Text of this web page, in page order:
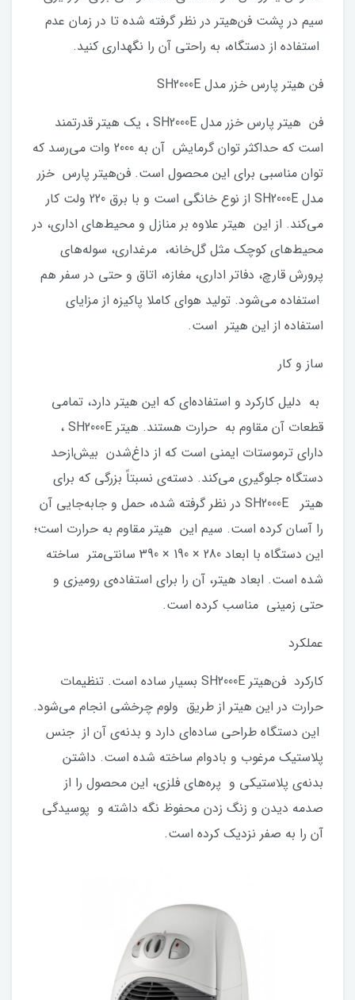
سیم در پشت فن‌هیتر در نظر گرفته شده تا در زمان‌ عدم
استفاده از دستگاه، به راحتی آن را نگهداری کنید.
فن هیتر پارس خزر مدل SH2000E
فن هیتر پارس خزر مدل SH2000E ، یک ‌هیتر قدرتمند
است که حداکثر توان گرمایش آن به 2000 وات می‌رسد که
توان مناسبی برای این محصول است. فن‌هیتر پارس خزر
مدل SH2000E از نوع خانگی است و با برق 220 ولت کار
می‌کند. از این هیتر علاوه بر منازل و محیط‌های اداری، در
محیط‌های کوچک مثل گل‌خانه، مرغداری، سوله‌های
پرورش قارچ، دفا‌تر اداری، مغازه، اتاق و حتی در سفر هم
استفاده می‌شود. تولید هوای کاملا پاکیزه از مزایای
استفاده از این ‌هیتر است.
ساز و کار
به دلیل کارکرد و استفاده‌ای که این ‌هیتر دارد، تمامی
قطعات آن مقاوم به حرارت هستند. ‌هیتر SH2000E ،
دارای ترموستات ایمنی است که از داغ‌شدن بیش‌ازحد
دستگاه جلوگیری می‌کند. دسته‌ی نسبتاً بزرگی که برای
‌هیتر SH2000E در نظر گرفته شده، حمل و جابه‌جایی آن
را آسان کرده است. سیم‌ این ‌هیتر مقاوم به حرارت است؛
این دستگاه با ابعاد 280 × 190 × 390 سانتی‌متر ساخته
شده است. ابعاد ‌هیتر، آن را برای استفاده‌ی رومیزی و
حتی زمینی مناسب کرده است.
عملکرد
کارکرد فن‌‌هیتر SH2000E بسیار ساده است. تنظیمات
حرارت در این ‌هیتر از طریق ولوم چرخشی انجام می‌شود.
این دستگاه طراحی ساده‌ای دارد و بدنه‌ی آن از جنس
پلاستیک مرغوب و بادوام ساخته شده است. داشتن
بدنه‌ی پلاستیکی و پره‌های فلزی، این محصول را از
صدمه دیدن و زنگ زدن محفوظ نگه داشته و پوسیدگی
آن را به صفر نزدیک کرده است.